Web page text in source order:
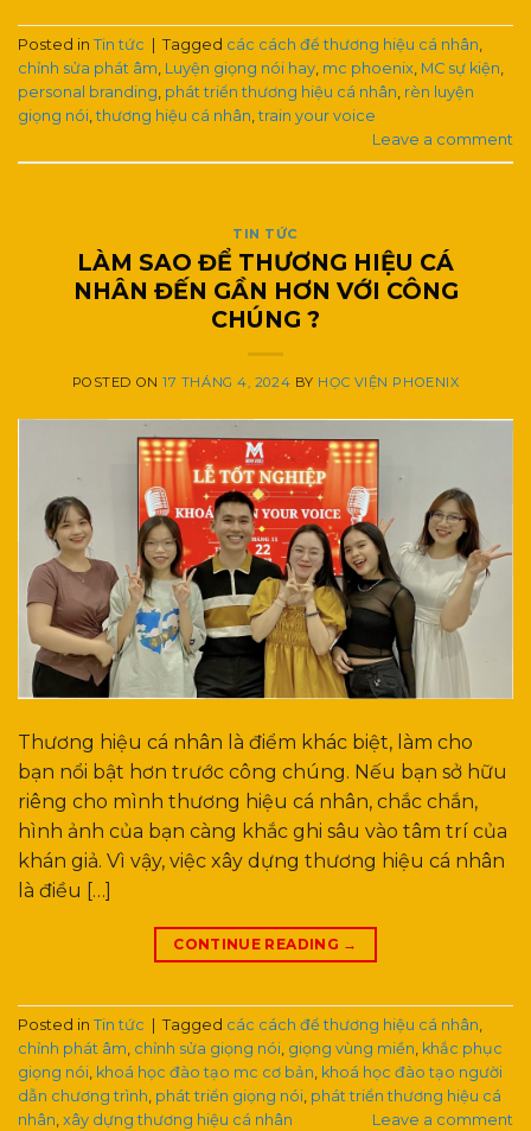
Posted in Tin tức Tagged các cách để thương hiệu cá nhân,
chỉnh sửa phát âm, Luyện giọng nói hay, mc phoenix, MC sự kiện,
personal branding, phát triển thương hiệu cá nhân, rèn luyện
giọng nói,thương hiệu cá nhân,train your voice
Leave a comment
TIN TỨC
LÀM SAO ĐỂ THƯƠNG HIỆU CÁ
NHÂN ĐẾN GẦN HƠN VỚI CÔNG
CHÚNG ?
POSTED ON17 THÁNG 4, 2024 BY HỌC VIỆN PHOENIX
Thương hiệu cá nhân là điểm khác biệt, làm cho
bạn nổi bật hơn trước công chúng. Nếu bạn sở hữu
riêng cho mình thương hiệu cá nhân, chắc chắn,
hình ảnh của bạn càng khắc ghi sâu vào tâm trí của
khán giả. Vì vậy, việc xây dựng thương hiệu cá nhân
là điều […]
CONTINUE READING →
Posted in Tin tức Tagged các cách để thương hiệu cá nhân,
chỉnh phát âm, chỉnh sửa giọng nói, giọng vùng miền, khắc phục
giọng nói, khoá học đào tạo mc cơ bản, khoá học đào tạo người
dẫn chương trình, phát triển giọng nói, phát triển thương hiệu cá
nhân, xây dựng thương hiệu cá nhân Leave a comment